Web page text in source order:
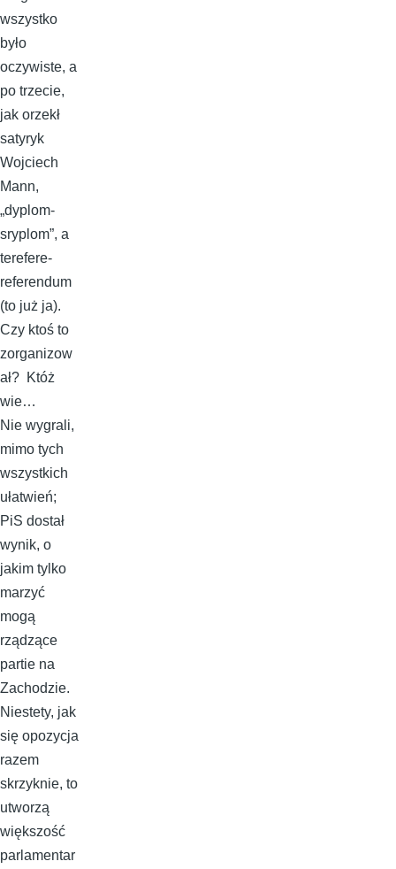
wszystko
było
oczywiste, a
po trzecie,
jak orzekł
satyryk
Wojciech
Mann,
„dyplom-
sryplom”, a
terefere-
referendum
(to już ja).
Czy ktoś to
zorganizow
ał? Któż
wie…
Nie wygrali,
mimo tych
wszystkich
ułatwień;
PiS dostał
wynik, o
jakim tylko
marzyć
mogą
rządzące
partie na
Zachodzie.
Niestety, jak
się opozycja
razem
skrzyknie, to
utworzą
większość
parlamentar